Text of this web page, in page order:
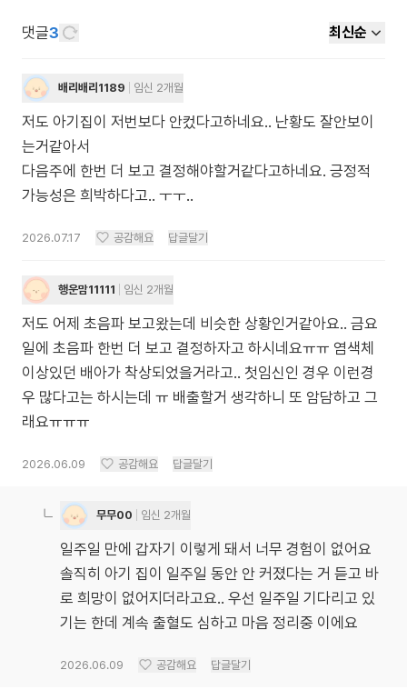
댓글3 최신순
배리배리1189 임신 2개월
저도 아기집이 저번보다 안컸다고하네요.. 난황도 잘안보이
는거같아서
다음주에 한번 더 보고 결정해야할거같다고하네요. 긍정적
가능성은 희박하다고.. ㅜㅜ..
2026.07.17 공감해요 답글달기
행운맘11111 임신 2개월
저도 어제 초음파 보고왔는데 비슷한 상황인거같아요.. 금요
일에 초음파 한번 더 보고 결정하자고 하시네요ㅠㅠ 염색체
이상있던 배아가 착상되었을거라고.. 첫임신인 경우 이런경
우 많다고는 하시는데 ㅠ 배출할거 생각하니 또 암담하고 그
래요ㅠㅠㅠ
2026.06.09 공감해요 답글달기
무무00 임신 2개월
일주일 만에 갑자기 이렇게 돼서 너무 경험이 없어요
솔직히 아기 집이 일주일 동안 안 커졌다는 거 듣고 바
로 희망이 없어지더라고요.. 우선 일주일 기다리고 있
기는 한데 계속 출혈도 심하고 마음 정리중 이에요
2026.06.09 공감해요 답글달기